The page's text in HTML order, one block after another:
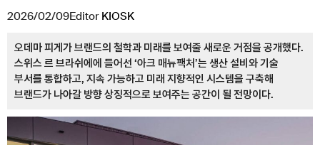
오데마 피게가 브랜드의 철학과 미래를 보여줄 새로운 거점을 공개했다.
스위스 르 브라쉬에에 들어선 ‘아크 매뉴팩처’는 생산 설비와 기술
부서를 통합하고, 지속 가능하고 미래 지향적인 시스템을 구축해
브랜드가 나아갈 방향 상징적으로 보여주는 공간이 될 전망이다.
2026/02/09Editor KIOSK